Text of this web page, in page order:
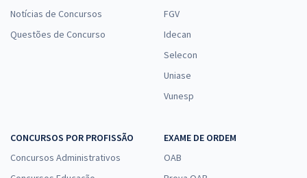
IMBEL - Indústria de Material Bélico do Brasil - Analista Especializado
- Analista Administrativo
à vista
R$32,66
Notícias de Concursos
Questões de Concurso
FGV
Idecan
Selecon
Uniase
Vunesp
CONCURSOS POR PROFISSÃO
Concursos Administrativos
EXAME DE ORDEM
OAB